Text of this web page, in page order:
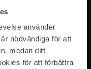
använder
nödvändiga för att
medan ditt
för att förbättra